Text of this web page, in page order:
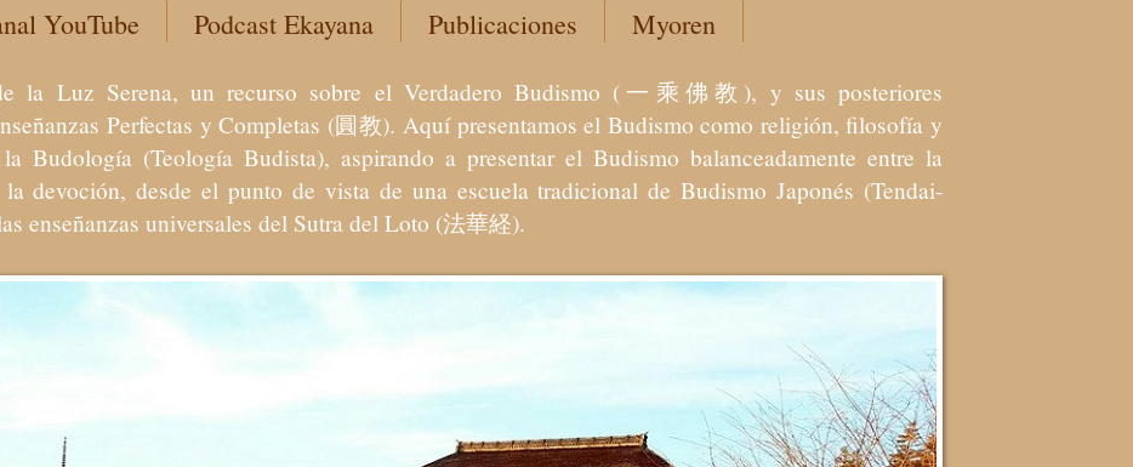
YouTube Podcast Ekayana Publicaciones Myoren
la Luz Serena, un recurso sobre el Verdadero Budismo (一乘佛教), y sus posteriores
Perfectas y Completas (圓教). Aquí presentamos el Budismo como religión, filosofía y
Budología (Teología Budista), aspirando a presentar el Budismo balanceadamente entre la
devoción, desde el punto de vista de una escuela tradicional de Budismo Japonés (Tendai-
enseñanzas universales del Sutra del Loto (法華経).